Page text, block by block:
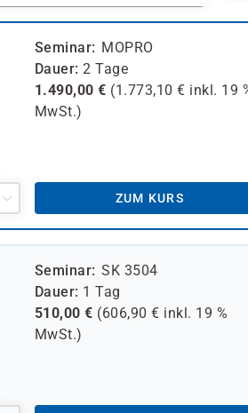
Seminar
MOPRO
Dauer 2 Tage
1.490,00 € (1.773,10 € inkl. 19
MwSt.)
ZUM KURS
Seminar
SK 3504
Dauer 1 Tag
510,00 € (606,90 € inkl. 19 %
MwSt.)